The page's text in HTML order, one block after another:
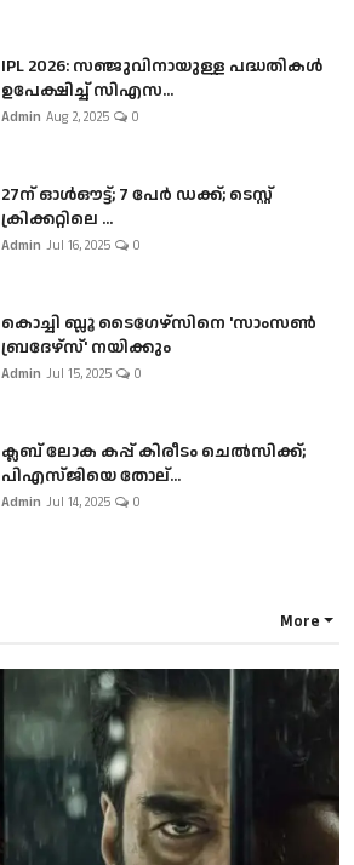
IPL 2026: സഞ്ജുവിനായുള്ള പദ്ധതികൾ
ഉപേക്ഷിച്ച് സിഎസ...
Admin Aug 2, 2025 0
27ന് ഓൾഔട്ട്; 7 പേർ ഡക്ക്; ടെസ്റ്റ്
ക്രിക്കറ്റിലെ ...
Admin Jul 16, 2025 0
കൊച്ചി ബ്ലൂ ടൈഗേഴ്സിനെ 'സാംസൺ
ബ്രദേഴ്സ്' നയിക്കും
Admin Jul 15, 2025 0
ക്ലബ് ലോക കപ്പ് കിരീടം ചെല്‍സിക്ക്;
പിഎസ്ജിയെ തോല്...
Admin Jul 14, 2025 0
More